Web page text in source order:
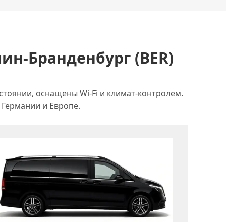
Бранденбург (BER)
оснащены Wi-Fi и климат-контролем.
и Европе.